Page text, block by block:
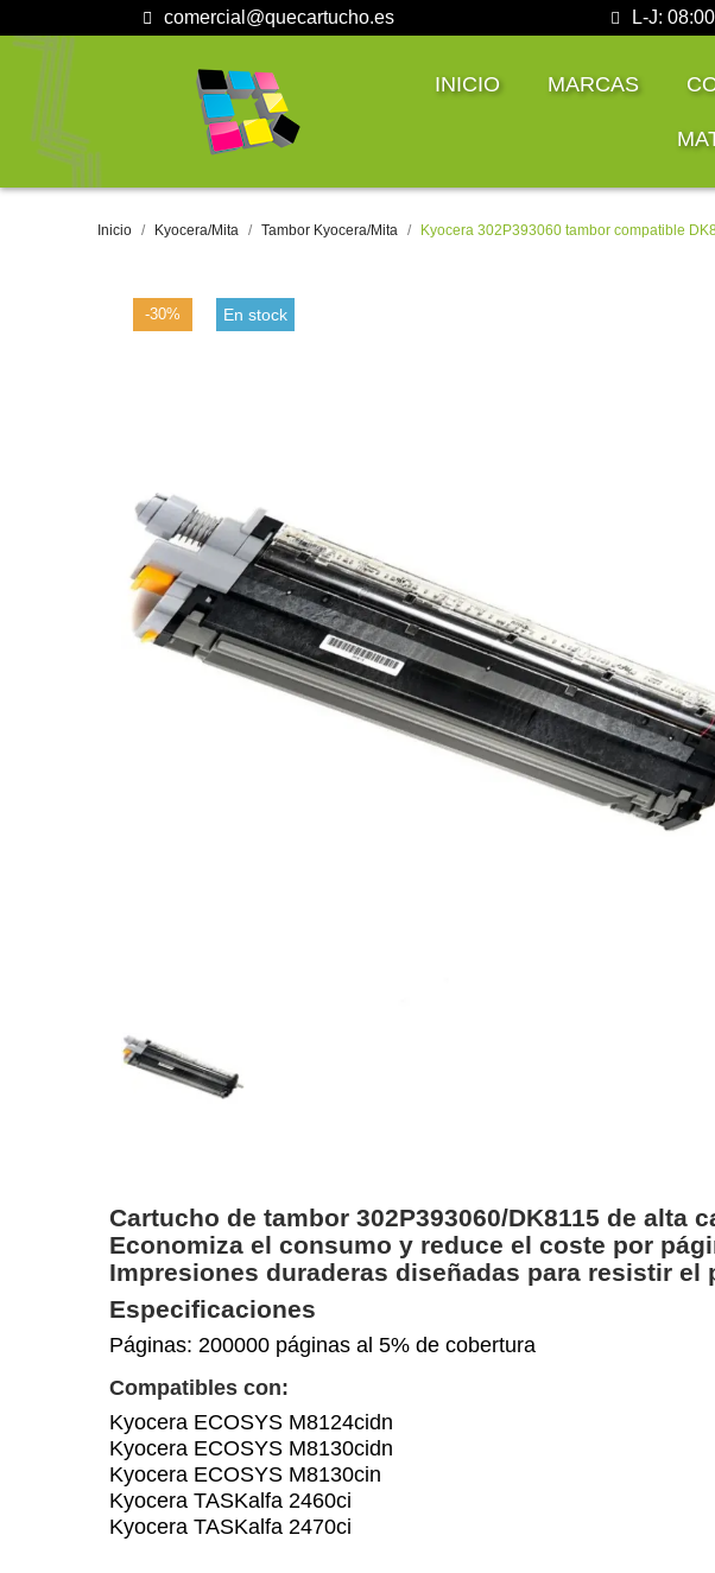
comercial@quecartucho.es L-J:
INICIO MARCAS
Inicio Kyocera/Mita Tambor Kyocera/Mita Kyocera 302P393060 tambor compatible
-30% En stock
Cartucho de tambor 302P393060/DK8115 de
Economiza el consumo y reduce el coste por
Impresiones duraderas diseñadas para resistir el
Especificaciones
Páginas: 200000 páginas al 5% de cobertura
Compatibles con:
Kyocera ECOSYS M8124cidn
Kyocera ECOSYS M8130cidn
Kyocera ECOSYS M8130cin
Kyocera TASKalfa 2460ci
Kyocera TASKalfa 2470ci